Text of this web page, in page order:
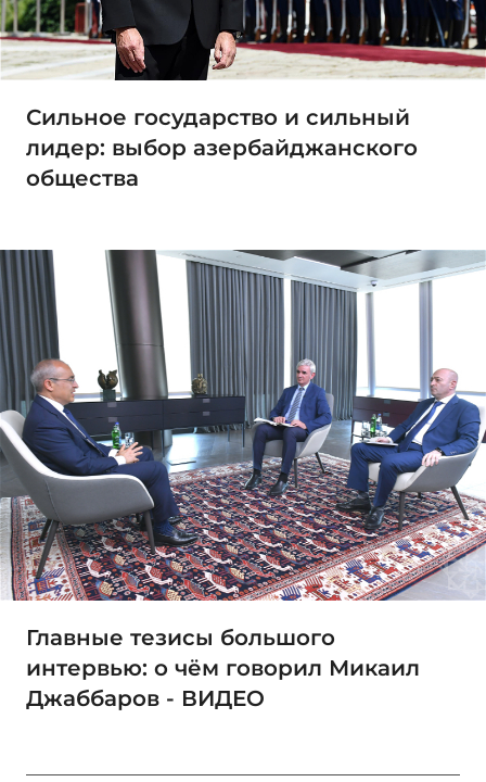
Сильное государство и сильный
лидер: выбор азербайджанского
общества
Главные тезисы большого
интервью: о чём говорил Микаил
Джаббаров - ВИДЕО